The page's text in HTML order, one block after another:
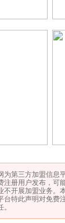
为第三方加盟信息
注册用户发布，可
不开展加盟业务。
台特此声明对免费